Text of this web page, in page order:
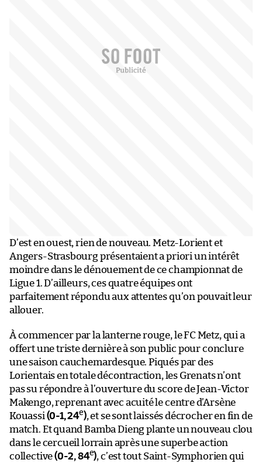
D’est en ouest, rien de nouveau. Metz-Lorient et
Angers-Strasbourg présentaient a priori un intérêt
moindre dans le dénouement de ce championnat de
Ligue 1. D’ailleurs, ces quatre équipes ont
parfaitement répondu aux attentes qu’on pouvait leur
allouer.
À commencer par la lanterne rouge, le FC Metz, qui a
offert une triste dernière à son public pour conclure
une saison cauchemardesque. Piqués par des
Lorientais en totale décontraction, les Grenats n’ont
pas su répondre à l’ouverture du score de Jean-Victor
Makengo, reprenant avec acuité le centre d’Arsène
Kouassi (0-1, 24e), et se sont laissés décrocher en fin de
match. Et quand Bamba Dieng plante un nouveau clou
dans le cercueil lorrain après une superbe action
collective(0-2, 84e), c’est tout Saint-Symphorien qui